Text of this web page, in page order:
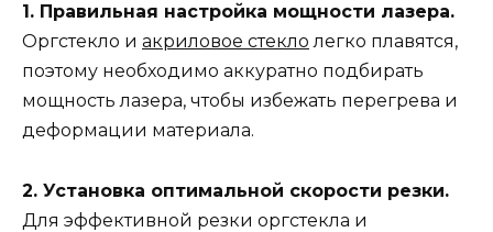
1. Правильная настройка мощности лазера.
Оргстекло и акриловое стекло легко плавятся,
поэтому необходимо аккуратно подбирать
мощность лазера, чтобы избежать перегрева и
деформации материала.
2. Установка оптимальной скорости резки.
Для эффективной резки оргстекла и